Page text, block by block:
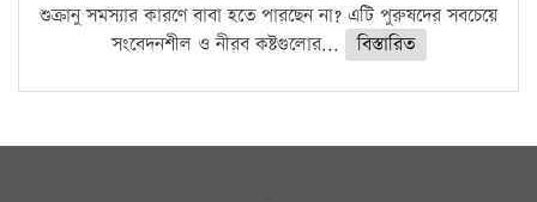
শুক্রানু সমস্যার কারণে বাবা হতে পারছেন না? এটি পুরুষদের সবচেয়ে
সংবেদনশীল ও নীরব কষ্টগুলোর...
বিস্তারিত